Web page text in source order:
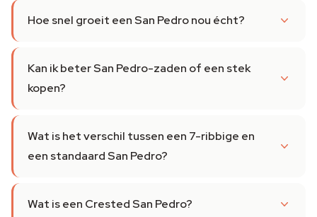
Hoe snel groeit een San Pedro nou écht?
Kan ik beter San Pedro-zaden of een stek
kopen?
Wat is het verschil tussen een 7-ribbige en
een standaard San Pedro?
Wat is een Crested San Pedro?